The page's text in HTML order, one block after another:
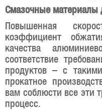
Смазочные материалы
Повышенная
коэффициент
качества
соответствие
продуктов – с
прокатное
вам соблюсти все эти
процесс.